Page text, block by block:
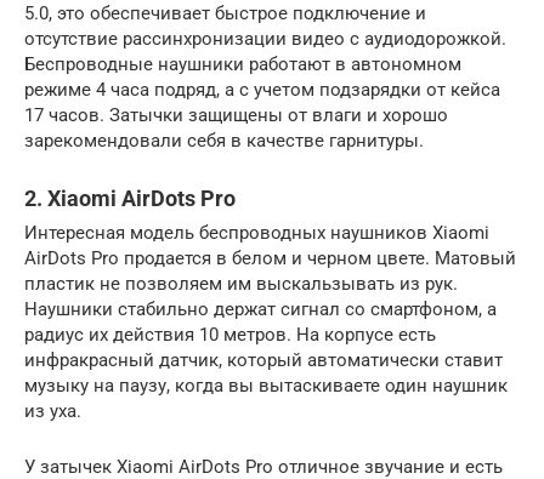
5.0, это обеспечивает быстрое подключение и
отсутствие рассинхронизации видео с аудиодорожкой.
Беспроводные наушники работают в автономном
режиме 4 часа подряд, а с учетом подзарядки от кейса
17 часов. Затычки защищены от влаги и хорошо
зарекомендовали себя в качестве гарнитуры.
2. Xiaomi AirDots Pro
Интересная модель беспроводных наушников Xiaomi
AirDots Pro продается в белом и черном цвете. Матовый
пластик не позволяем им выскальзывать из рук.
Наушники стабильно держат сигнал со смартфоном, а
радиус их действия 10 метров. На корпусе есть
инфракрасный датчик, который автоматически ставит
музыку на паузу, когда вы вытаскиваете один наушник
из уха.
У затычек Xiaomi AirDots Pro отличное звучание и есть